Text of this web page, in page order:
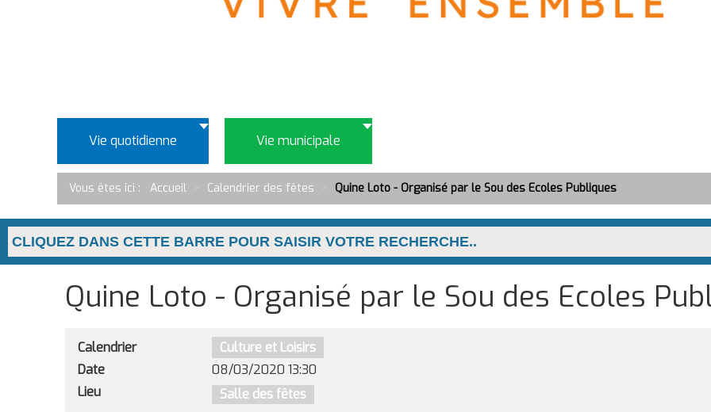
Vie quotidienne Vie municipale
Vous êtes ici : Accueil Calendrier des fêtes Quine Loto - Organisé par le Sou des Ecoles Publiques
Quine Loto - Organisé par le Sou des Ecoles
Calendrier
Culture et Loisirs
Date
08/03/2020 13:30
Lieu
Salle des fêtes